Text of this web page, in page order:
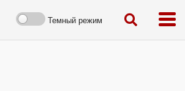
Темный режим